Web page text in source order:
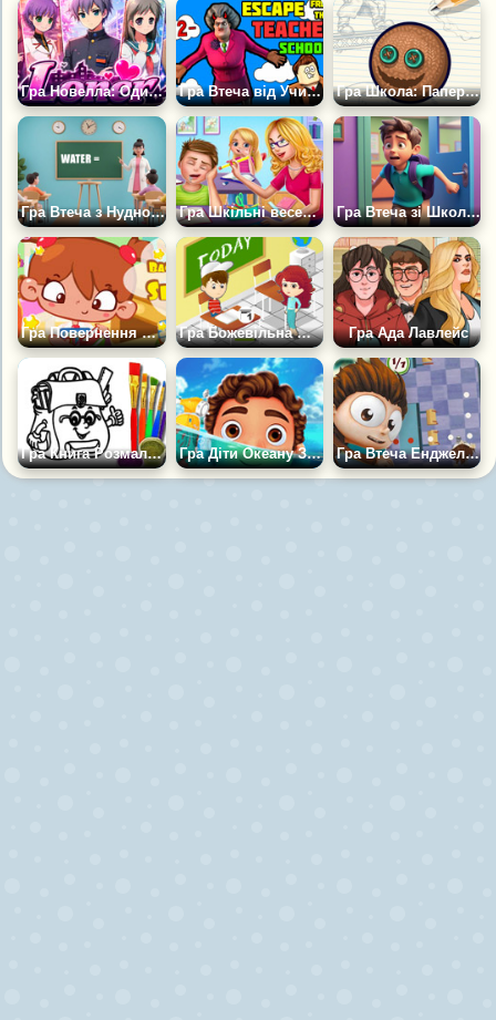
Гра Новелла: Одиночка Гра Втеча від Училки: Школа! Гра Школа: Паперовий Гольф
Гра Втеча з Нудного Класу Гра Шкільні веселощі з учителем Гра Втеча зі Школи з Аномаліями 3D
Гра Повернення Ледарки до Школи Гра Божевільна Школа Гра Ада Лавлейс
Гра Книга Розмальовок: Шкільний Портфель Гра Діти Океану Знову до школи Гра Втеча Енджело зі Школи